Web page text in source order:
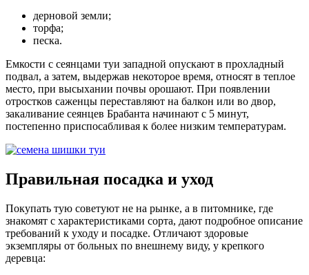
дерновой земли;
торфа;
песка.
Емкости с сеянцами туи западной опускают в прохладный
подвал, а затем, выдержав некоторое время, относят в теплое
место, при высыхании почвы орошают. При появлении
отростков саженцы переставляют на балкон или во двор,
закаливание сеянцев Брабанта начинают с 5 минут,
постепенно приспосабливая к более низким температурам.
Правильная посадка и уход
Покупать тую советуют не на рынке, а в питомнике, где
знакомят с характеристиками сорта, дают подробное описание
требований к уходу и посадке. Отличают здоровые
экземпляры от больных по внешнему виду, у крепкого
деревца: